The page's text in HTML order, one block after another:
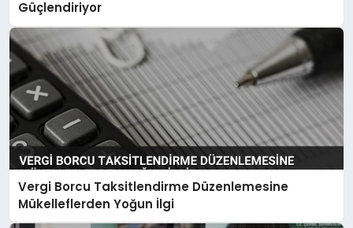
Güçlendiriyor
Vergi Borcu Taksitlendirme Düzenlemesine
Mükelleflerden Yoğun İlgi